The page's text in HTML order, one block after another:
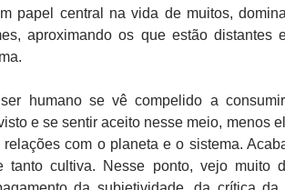
papel central na vida de muitos,
aproximando os que estão distantes
humano se vê compelido a
e se sentir aceito nesse meio, menos
com o planeta e o sistema.
tanto cultiva. Nesse ponto, vejo muito